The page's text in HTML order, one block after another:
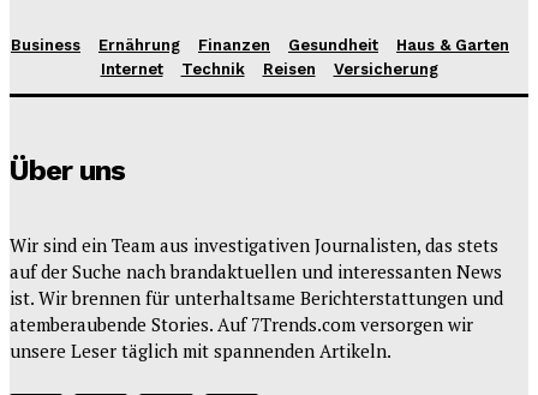
Business Ernährung Finanzen Gesundheit
Haus & Garten
Internet
Technik Reisen Versicherung
Über uns
Wir sind ein Team aus investigativen Journalisten, das stets
auf der Suche nach brandaktuellen und interessanten News
ist. Wir brennen für unterhaltsame Berichterstattungen und
atemberaubende Stories. Auf 7Trends.com versorgen wir
unsere Leser täglich mit spannenden Artikeln.